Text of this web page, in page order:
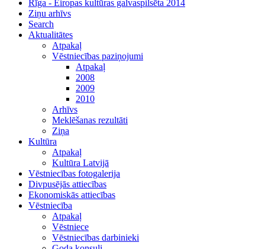
Rīga - Eiropas kultūras galvaspilsēta 2014
Ziņu arhīvs
Search
Aktualitātes
Atpakaļ
Vēstniecības paziņojumi
Atpakaļ
2008
2009
2010
Arhīvs
Meklēšanas rezultāti
Ziņa
Kultūra
Atpakaļ
Kultūra Latvijā
Vēstniecības fotogalerija
Divpusējās attiecības
Ekonomiskās attiecības
Vēstniecība
Atpakaļ
Vēstniece
Vēstniecības darbinieki